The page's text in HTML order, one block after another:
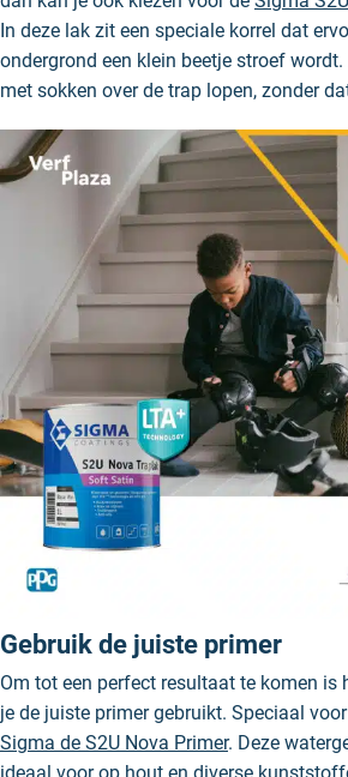
In deze lak zit een speciale korrel dat
ondergrond een klein beetje stroef
met sokken over de trap lopen, zonder
Gebruik de juiste primer
Om tot een perfect resultaat te komen is
je de juiste primer gebruikt. Speciaal
Sigma de S2U Nova Primer. Deze